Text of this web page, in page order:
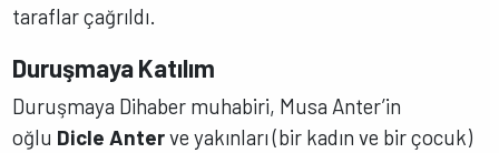
taraflar çağrıldı.
Duruşmaya Katılım
Duruşmaya Dihaber muhabiri, Musa Anter’in
oğlu Dicle Anterve yakınları (bir kadın ve bir çocuk)